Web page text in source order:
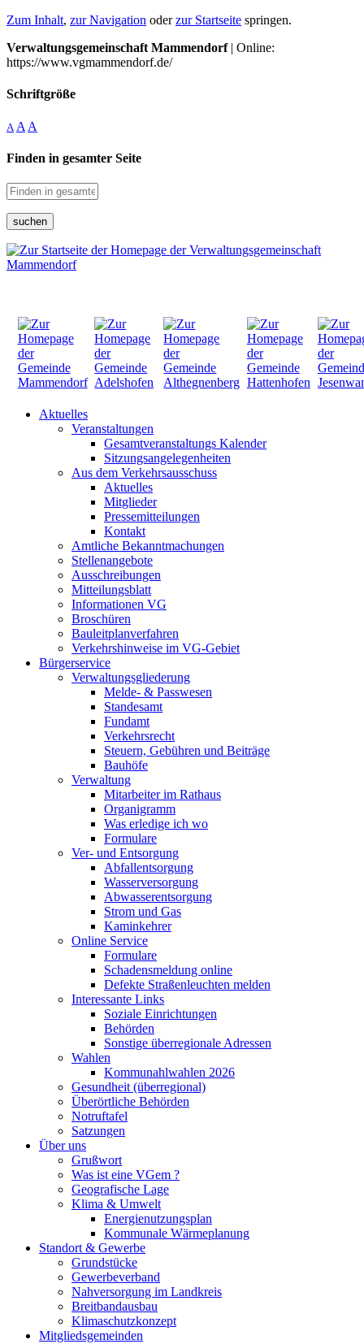
Zum Inhalt, zur Navigation oderzur Startseite springen.
Verwaltungsgemeinschaft Mammendorf| Online:
https://www.vgmammendorf.de/
Schriftgröße
A A A
Finden in gesamter Seite
suchen
Aktuelles
Veranstaltungen
Gesamtveranstaltungs Kalender
Sitzungsangelegenheiten
Aus dem Verkehrsausschuss
Aktuelles
Mitglieder
Pressemitteilungen
Kontakt
Amtliche Bekanntmachungen
Stellenangebote
Ausschreibungen
Mitteilungsblatt
Informationen VG
Broschüren
Bauleitplanverfahren
Verkehrshinweise im VG-Gebiet
Bürgerservice
Verwaltungsgliederung
Melde- & Passwesen
Standesamt
Fundamt
Verkehrsrecht
Steuern, Gebühren und Beiträge
Bauhöfe
Verwaltung
Mitarbeiter im Rathaus
Organigramm
Was erledige ich wo
Formulare
Ver- und Entsorgung
Abfallentsorgung
Wasserversorgung
Abwasserentsorgung
Strom und Gas
Kaminkehrer
Online Service
Formulare
Schadensmeldung online
Defekte Straßenleuchten melden
Interessante Links
Soziale Einrichtungen
Behörden
Sonstige überregionale Adressen
Wahlen
Kommunahlwahlen 2026
Gesundheit (überregional)
Überörtliche Behörden
Notruftafel
Satzungen
Über uns
Grußwort
Was ist eine VGem ?
Geografische Lage
Klima & Umwelt
Energienutzungsplan
Kommunale Wärmeplanung
Standort & Gewerbe
Grundstücke
Gewerbeverband
Nahversorgung im Landkreis
Breitbandausbau
Klimaschutzkonzept
Mitgliedsgemeinden